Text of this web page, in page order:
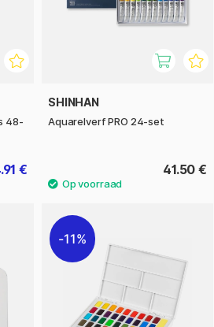
48-
€
SHINHAN
Aquarelverf PRO 24-set
41.50 €
11%